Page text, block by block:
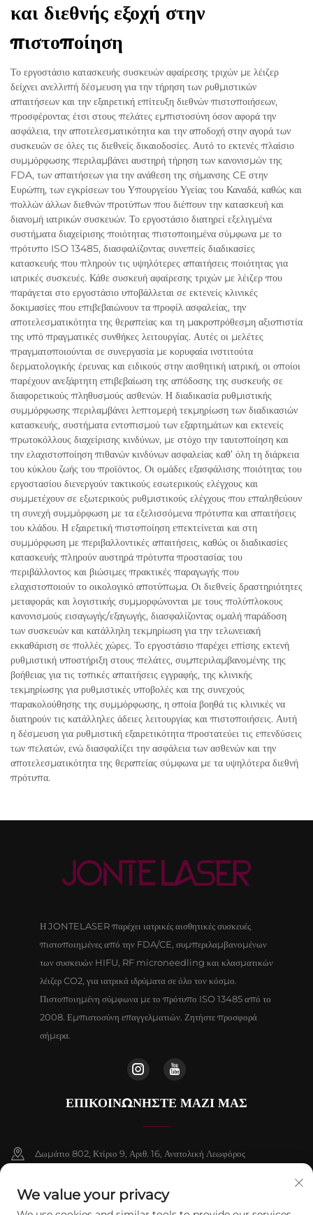
και διεθνής εξοχή στην
πιστοποίηση
Το εργοστάσιο κατασκευής συσκευών αφαίρεσης τριχών με λέιζερ
δείχνει ανελλιπή δέσμευση για την τήρηση των ρυθμιστικών
απαιτήσεων και την εξαιρετική επίτευξη διεθνών πιστοποιήσεων,
προσφέροντας έτσι στους πελάτες εμπιστοσύνη όσον αφορά την
ασφάλεια, την αποτελεσματικότητα και την αποδοχή στην αγορά των
συσκευών σε όλες τις διεθνείς δικαιοδοσίες. Αυτό το εκτενές πλαίσιο
συμμόρφωσης περιλαμβάνει αυστηρή τήρηση των κανονισμών της
FDA, των απαιτήσεων για την ανάθεση της σήμανσης CE στην
Ευρώπη, των εγκρίσεων του Υπουργείου Υγείας του Καναδά, καθώς και
πολλών άλλων διεθνών προτύπων που διέπουν την κατασκευή και
διανομή ιατρικών συσκευών. Το εργοστάσιο διατηρεί εξελιγμένα
συστήματα διαχείρισης ποιότητας πιστοποιημένα σύμφωνα με το
πρότυπο ISO 13485, διασφαλίζοντας συνεπείς διαδικασίες
κατασκευής που πληρούν τις υψηλότερες απαιτήσεις ποιότητας για
ιατρικές συσκευές. Κάθε συσκευή αφαίρεσης τριχών με λέιζερ που
παράγεται στο εργοστάσιο υποβάλλεται σε εκτενείς κλινικές
δοκιμασίες που επιβεβαιώνουν τα προφίλ ασφαλείας, την
αποτελεσματικότητα της θεραπείας και τη μακροπρόθεσμη αξιοπιστία
της υπό πραγματικές συνθήκες λειτουργίας. Αυτές οι μελέτες
πραγματοποιούνται σε συνεργασία με κορυφαία ινστιτούτα
δερματολογικής έρευνας και ειδικούς στην αισθητική ιατρική, οι οποίοι
παρέχουν ανεξάρτητη επιβεβαίωση της απόδοσης της συσκευής σε
διαφορετικούς πληθυσμούς ασθενών. Η διαδικασία ρυθμιστικής
συμμόρφωσης περιλαμβάνει λεπτομερή τεκμηρίωση των διαδικασιών
κατασκευής, συστήματα εντοπισμού των εξαρτημάτων και εκτενείς
πρωτοκόλλους διαχείρισης κινδύνων, με στόχο την ταυτοποίηση και
την ελαχιστοποίηση πιθανών κινδύνων ασφαλείας καθ’ όλη τη διάρκεια
του κύκλου ζωής του προϊόντος. Οι ομάδες εξασφάλισης ποιότητας του
εργοστασίου διενεργούν τακτικούς εσωτερικούς ελέγχους και
συμμετέχουν σε εξωτερικούς ρυθμιστικούς ελέγχους που επαληθεύουν
τη συνεχή συμμόρφωση με τα εξελισσόμενα πρότυπα και απαιτήσεις
του κλάδου. Η εξαιρετική πιστοποίηση επεκτείνεται και στη
συμμόρφωση με περιβαλλοντικές απαιτήσεις, καθώς οι διαδικασίες
κατασκευής πληρούν αυστηρά πρότυπα προστασίας του
περιβάλλοντος και βιώσιμες πρακτικές παραγωγής που
ελαχιστοποιούν το οικολογικό αποτύπωμα. Οι διεθνείς δραστηριότητες
μεταφοράς και λογιστικής συμμορφώνονται με τους πολύπλοκους
κανονισμούς εισαγωγής/εξαγωγής, διασφαλίζοντας ομαλή παράδοση
των συσκευών και κατάλληλη τεκμηρίωση για την τελωνειακή
εκκαθάριση σε πολλές χώρες. Το εργοστάσιο παρέχει επίσης εκτενή
ρυθμιστική υποστήριξη στους πελάτες, συμπεριλαμβανομένης της
βοήθειας για τις τοπικές απαιτήσεις εγγραφής, της κλινικής
τεκμηρίωσης για ρυθμιστικές υποβολές και της συνεχούς
παρακολούθησης της συμμόρφωσης, η οποία βοηθά τις κλινικές να
διατηρούν τις κατάλληλες άδειες λειτουργίας και πιστοποιήσεις. Αυτή
η δέσμευση για ρυθμιστική εξαιρετικότητα προστατεύει τις επενδύσεις
των πελατών, ενώ διασφαλίζει την ασφάλεια των ασθενών και την
αποτελεσματικότητα της θεραπείας σύμφωνα με τα υψηλότερα διεθνή
πρότυπα.
Η JONTELASER παρέχει ιατρικές αισθητικές συσκευές
πιστοποιημένες από την FDA/CE, συμπεριλαμβανομένων
των συσκευών HIFU, RF microneedling και κλασματικών
λέιζερ CO2, για ιατρικά ιδρύματα σε όλο τον κόσμο.
Πιστοποιημένη σύμφωνα με το πρότυπο ISO 13485 από το
2008. Εμπιστοσύνη επαγγελματιών. Ζητήστε προσφορά
σήμερα.
ΕΠΙΚΟΙΝΩΝΉΣΤΕ ΜΑΖΊ ΜΑΣ
Δωμάτιο 802, Κτίριο 9, Αριθ. 16, Ανατολική Λεωφόρος
+86-13911459627
We value your privacy